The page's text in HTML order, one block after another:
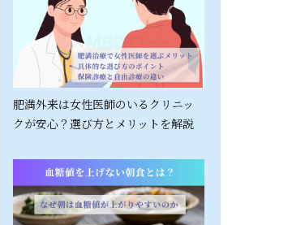
肥満外来は女性医師のいるクリニッ
クが安心？選び方とメリットを解説